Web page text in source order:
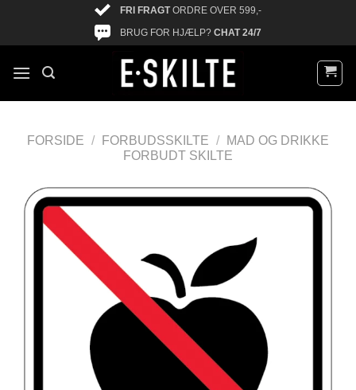
FRI FRAGTORDRE OVER 599,-
BRUG FOR HJÆLP? CHAT 24/7
FORSIDE / FORBUDSSKILTE /
MAD OG DRIKKE
FORBUDT SKILTE